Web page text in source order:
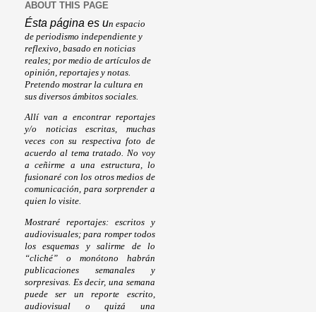
ABOUT THIS PAGE
Ésta página es un espacio
de periodismo independiente y
reflexivo, basado en noticias
reales; por medio de artículos de
opinión, reportajes y notas.
Pretendo mostrar la cultura en
sus diversos ámbitos sociales.
Allí van a encontrar reportajes
y/o noticias escritas, muchas
veces con su respectiva foto de
acuerdo al tema tratado. No voy
a ceñirme a una estructura, lo
fusionaré con los otros medios de
comunicación, para sorprender a
quien lo visite.
Mostraré reportajes: escritos y
audiovisuales; para romper todos
los esquemas y salirme de lo
“cliché” o monótono habrán
publicaciones semanales y
sorpresivas. Es decir, una semana
puede ser un reporte escrito,
audiovisual o quizá una